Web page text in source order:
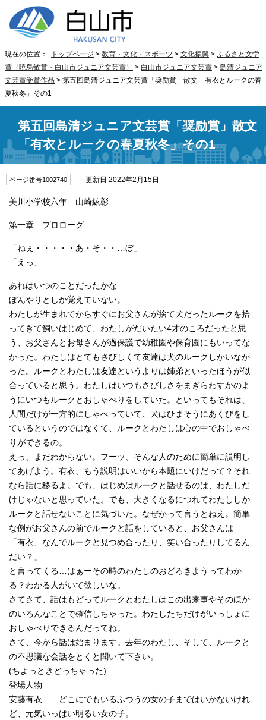
現在の位置： トップページ > 教育・文化・スポーツ > 文化振興 > ふるさと文学
賞（暁烏敏賞・白山市ジュニア文芸賞）
> 白山市ジュニア文芸賞 > 島清ジュニア
文芸賞受賞作品 > 第五回島清ジュニア文芸賞「奨励賞」散文「有衣とルークの春
夏秋冬」その1
第五回島清ジュニア文芸賞「奨励賞」散文
「有衣とルークの春夏秋冬」その1
ページ番号1002740 更新日 2022年2月15日
美川小学校六年 山崎紘彰
第一章 プロローグ
「ねぇ・・・・・あ・そ・・…ぼ」
「えっ」
あれはいつのことだったかな……
ぼんやりとしか覚えていない。
わたしが生まれてからすぐにお父さんが捨て犬だったルークを拾
ってきて飼いはじめて、わたしがだいたい4才のころだったと思
う、お父さんとお母さんが過保護で幼稚園や保育園にもいってな
かった。わたしはとてもさびしくて友達は犬のルークしかいなか
った。ルークとわたしは友達というよりは姉弟といったほうが似
合っていると思う。わたしはいつもさびしさをまぎらわすかのよ
うにいつもルークとおしゃべりをしていた。といってもそれは、
人間だけが一方的にしゃべっていて、犬はひまそうにあくびをし
ているというのではなくて、ルークとわたしは心の中でおしゃべ
りができるの。
えっ、まだわからない。フーッ、そんな人のために簡単に説明し
てあげよう。有衣、もう説明はいいから本題にいけだって？それ
なら話に移るよ。でも、はじめはルークと話せるのは、わたしだ
けじゃないと思っていた。でも、大きくなるにつれてわたししか
ルークと話せないことに気づいた。なぜかって言うとねえ。簡単
な例がお父さんの前でルークと話をしていると、お父さんは
「有衣、なんでルークと見つめ合ったり、笑い合ったりしてるん
だい？」
と言ってくる…はぁーその時のわたしのおどろきようってわか
る？わかる人がいて欲しいな。
さてさて、話はもどってルークとわたしはこの出来事やそのほか
のいろんなことで確信しちゃった。わたしたちだけがいっしょに
おしゃべりできるんだってね。
さて、今から話は始まります。去年のわたし、そして、ルークと
の不思議な会話をとくと聞いて下さい。
(ちよっときどっちゃった)
登場人物
安藤有衣……どこにでもいるふつうの女の子まではいかないけれ
ど、元気いっぱい明るい女の子。